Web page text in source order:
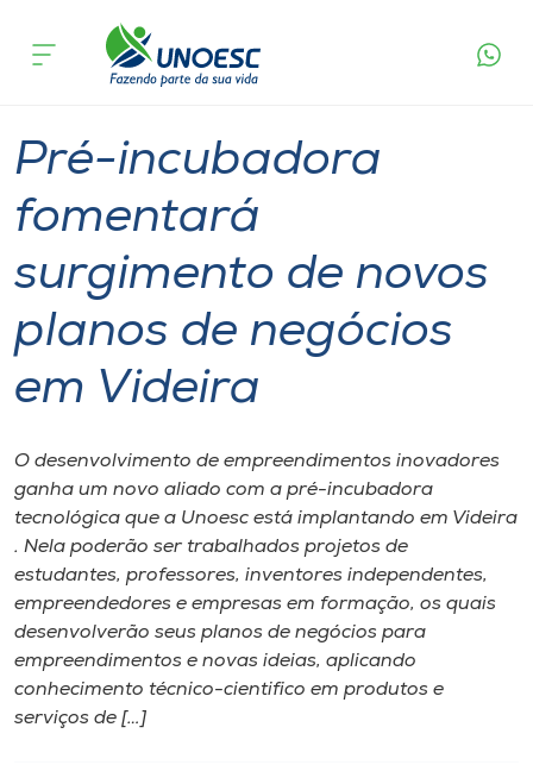
Cursos
Pesquisa
Atendimento ao Estudante
Portal de Ensino
Internacionalização
I.nova
Diplomados
Cultura
acontece
Pré-incubadora
fomentará
surgimento de novos
planos de negócios
em Videira
O ​d​esenvolvimento de empreendimentos inovadores
ganha um novo aliado com a pré-incubadora
tecnológica que a Unoesc está implantando em Videira​
. Nela poderão ser trabalhados projetos de
estudantes, professores, inventores independentes,
empreendedores e empresas​​ em formação, os quais ​
desenvolverão seus planos de negócios para
empreendimentos e novas ideias, aplicando
conhecimento técnico​-​cientifico em produtos e
serviços de […]